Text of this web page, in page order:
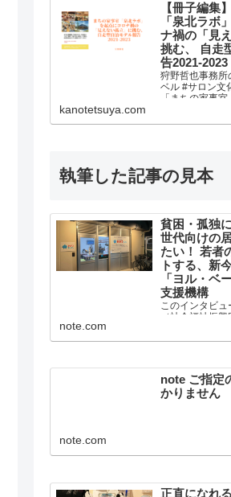
【冊子編集
「泉北ラボ
ナ禍の「見
挑む、 自走
告2021-2023
狩野哲也事務所
ベル #サロン文
「まちの家事
点にコロナ禍
kanotetsuya.com
執筆した記事の見本
貧困・孤独
世代向けの
たい！ 若者
トする、新
「ヨル・ベ
支援機構
このインタビ
（社会福祉振
まい・仕事・
る目的で作成
執筆：狩野哲也
note.com
note ご指定
かりません
note.com
正直になれ